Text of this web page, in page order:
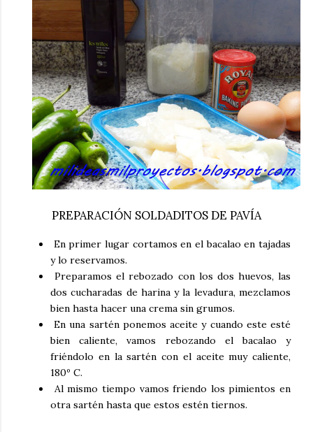
PREPARACIÓN SOLDADITOS DE PAVÍA
En primer lugar cortamos en el bacalao en tajadas
y lo reservamos.
Preparamos el rebozado con los dos huevos, las
dos cucharadas de harina y la levadura, mezclamos
bien hasta hacer una crema sin grumos.
En una sartén ponemos aceite y cuando este esté
bien caliente, vamos rebozando el bacalao y
friéndolo en la sartén con el aceite muy caliente,
180º C.
Al mismo tiempo vamos friendo los pimientos en
otra sartén hasta que estos estén tiernos.